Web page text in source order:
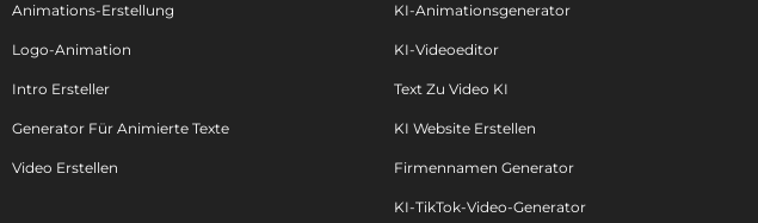
Animations-Erstellung
Logo-Animation
Intro Ersteller
Generator Für Animierte Texte
Video Erstellen
KI-Animationsgenerator
KI-Videoeditor
Text Zu Video KI
KI Website Erstellen
Firmennamen Generator
KI-TikTok-Video-Generator